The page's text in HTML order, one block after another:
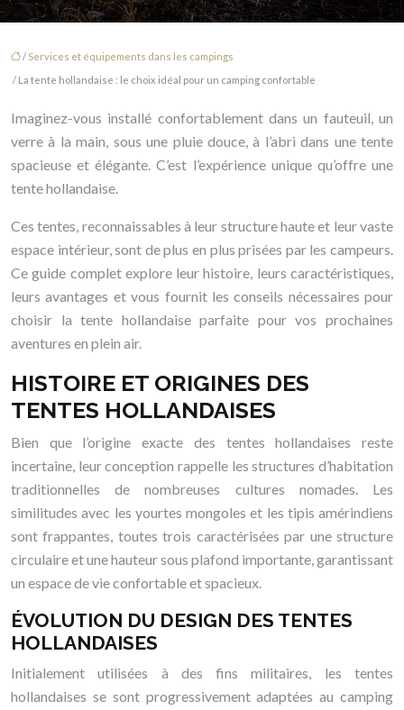
/ Services et équipements dans les campings
/ La tente hollandaise : le choix idéal pour un camping confortable
Imaginez-vous installé confortablement dans un fauteuil, un
verre à la main, sous une pluie douce, à l’abri dans une tente
spacieuse et élégante. C’est l’expérience unique qu’offre une
tente hollandaise.
Ces tentes, reconnaissables à leur structure haute et leur vaste
espace intérieur, sont de plus en plus prisées par les campeurs.
Ce guide complet explore leur histoire, leurs caractéristiques,
leurs avantages et vous fournit les conseils nécessaires pour
choisir la tente hollandaise parfaite pour vos prochaines
aventures en plein air.
HISTOIRE ET ORIGINES DES
TENTES HOLLANDAISES
Bien que l’origine exacte des tentes hollandaises reste
incertaine, leur conception rappelle les structures d’habitation
traditionnelles de nombreuses cultures nomades. Les
similitudes avec les yourtes mongoles et les tipis amérindiens
sont frappantes, toutes trois caractérisées par une structure
circulaire et une hauteur sous plafond importante, garantissant
un espace de vie confortable et spacieux.
ÉVOLUTION DU DESIGN DES TENTES
HOLLANDAISES
Initialement utilisées à des fins militaires, les tentes
hollandaises se sont progressivement adaptées au camping